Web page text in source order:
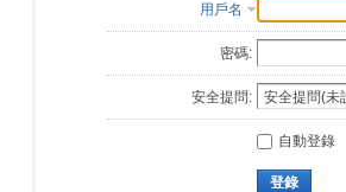
用戶名
密碼:
安全提問:
自動登錄
登錄